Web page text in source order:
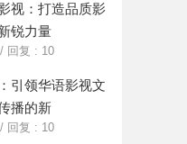
视：打造品质影
锐力量
/ 回复 : 10
引领华语影视文
播的新
/ 回复 : 10